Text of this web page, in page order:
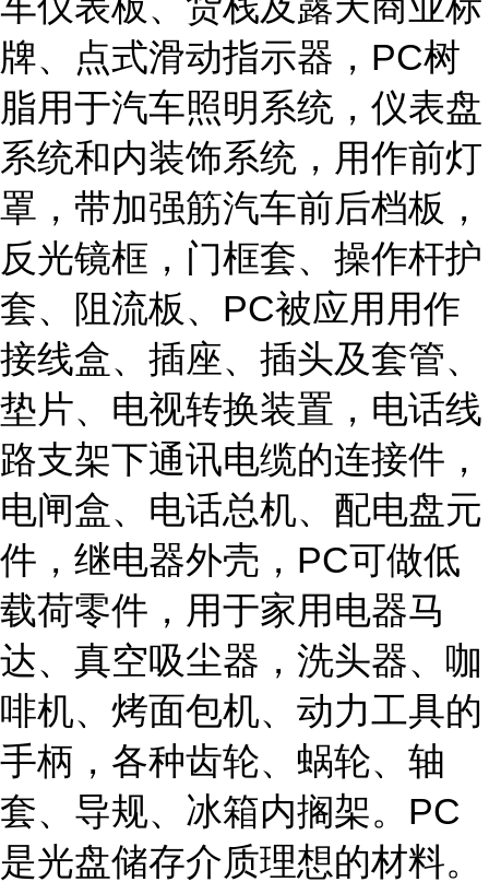
牌、点式滑动指示器，PC树
脂用于汽车照明系统，仪表盘
系统和内装饰系统，用作前灯
罩，带加强筋汽车前后档板，
反光镜框，门框套、操作杆护
套、阻流板、PC被应用用作
接线盒、插座、插头及套管、
垫片、电视转换装置，电话线
路支架下通讯电缆的连接件，
电闸盒、电话总机、配电盘元
件，继电器外壳，PC可做低
载荷零件，用于家用电器马
达、真空吸尘器，洗头器、咖
啡机、烤面包机、动力工具的
手柄，各种齿轮、蜗轮、轴
套、导规、冰箱内搁架。PC
是光盘储存介质理想的材料。